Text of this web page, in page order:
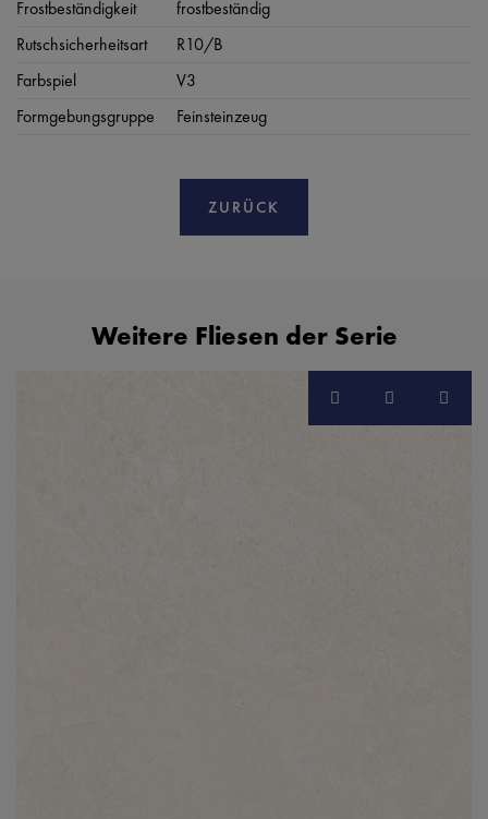
Frostbeständigkeit
frostbeständig
Rutschsicherheitsart
R10/B
Farbspiel
V3
Formgebungsgruppe
Feinsteinzeug
ZURÜCK
Weitere Fliesen der Serie